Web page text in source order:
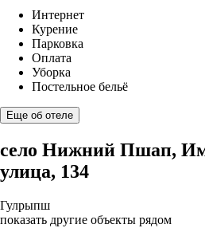
Интернет
Курение
Парковка
Оплата
Уборка
Постельное бельё
Еще об отеле
село Нижний Пшап,
улица, 134
Гулрыпш
показать другие объекты рядом